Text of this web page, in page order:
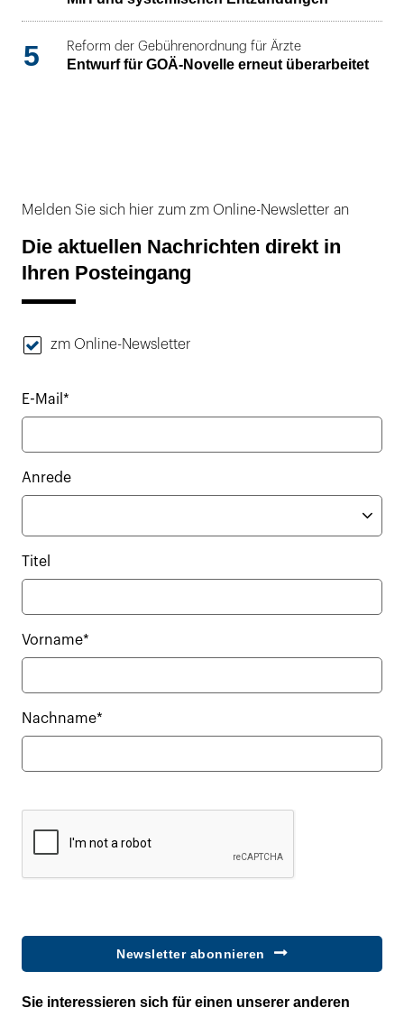
5 Reform der Gebührenordnung für Ärzte
Entwurf für GOÄ-Novelle erneut überarbeitet
Melden Sie sich hier zum zm Online-Newsletter an
Die aktuellen Nachrichten direkt in
Ihren Posteingang
zm Online-Newsletter
E-Mail*
Anrede
Titel
Vorname*
Nachname*
Newsletter abonnieren
Sie interessieren sich für einen unserer anderen